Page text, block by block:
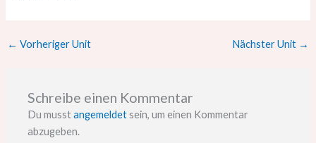
← Vorheriger Unit Nächster Unit →
Schreibe einen Kommentar
Du musstangemeldet sein, um einen Kommentar
abzugeben.